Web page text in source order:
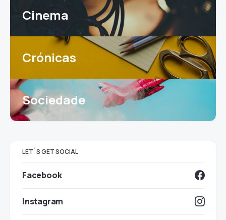
Cinema
Crónicas
Sociedade
LET`S GET SOCIAL
Facebook
Instagram